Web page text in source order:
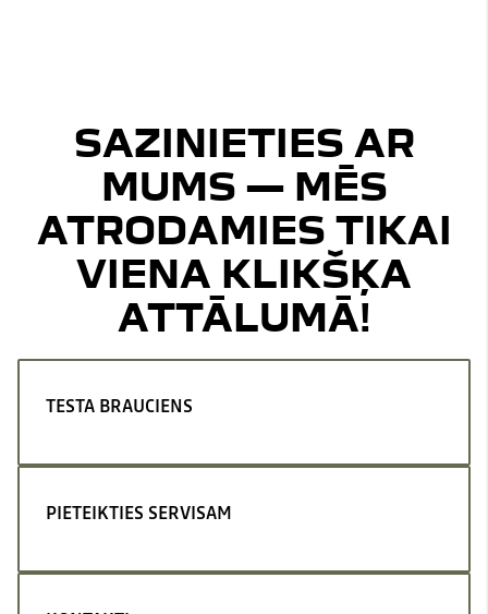
SAZINIETIES AR
MUMS — MĒS
ATRODAMIES TIKAI
VIENA KLIKŠĶA
ATTĀLUMĀ!
TESTA BRAUCIENS
PIETEIKTIES SERVISAM